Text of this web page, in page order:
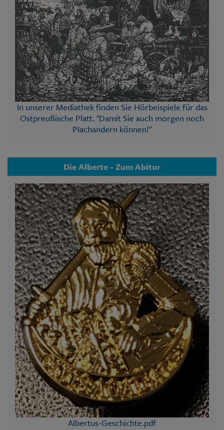
In unserer Mediathek finden Sie Hörbeispiele für das
Ostpreußische Platt. "Damit Sie auch morgen noch
Plachandern können!"
Die Alberte - Zum Abitur
Albertus-Geschichte.pdf